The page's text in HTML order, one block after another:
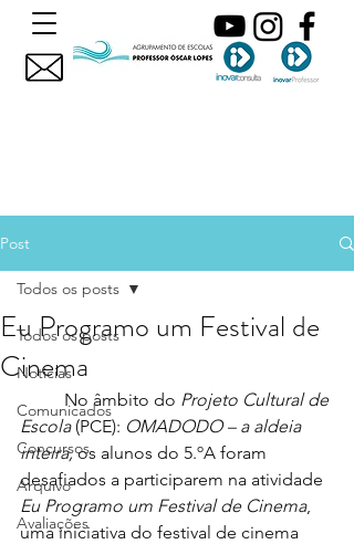
Post
Todos os posts
Noticias
Comunicados
Concursos
Arquivo
Avaliações
Todos os posts
Eu Programo um Festival de
Cinema
	No âmbito do
Projeto Cultural de
Escola (PCE): OMADODO – a aldeia
inteira, os alunos do 5.ºA foram
desafiados a participarem na atividade
Eu Programo um Festival de Cinema,
uma iniciativa do festival de cinema